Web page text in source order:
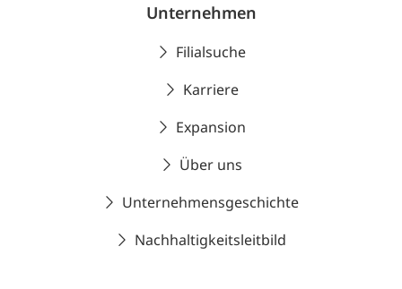
Unternehmen
Filialsuche
Karriere
Expansion
Über uns
Unternehmensgeschichte
Nachhaltigkeitsleitbild